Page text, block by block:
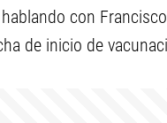
con
de inicio de